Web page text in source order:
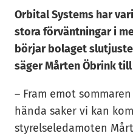
Orbital Systems har
stora förväntningar i
börjar bolaget
säger Mårten Öbrink
– Fram emot
hända saker vi kan
styrelseledamoten